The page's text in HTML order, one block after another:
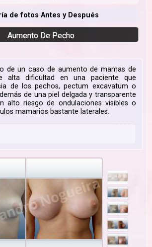
de fotos Antes y Después
Aumento De Pecho
de un caso de aumento de mamas de
alta dificultad en una paciente que
de los pechos, pectum excavatum o
de una piel delgada y transparente
alto riesgo de ondulaciones visibles o
mamarios bastante laterales.